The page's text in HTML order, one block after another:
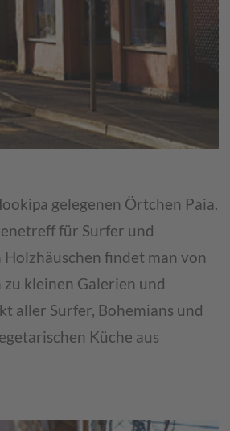
gelegenen Örtchen Paia.
für Surfer und
findet man von
kleinen Galerien und
aller Surfer, Bohemians und
Küche aus